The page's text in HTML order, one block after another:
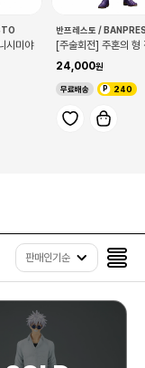
시미야
반프레스토 /
[주술회전] 주혼의 형
24,000
무료배송 240
판매인기순